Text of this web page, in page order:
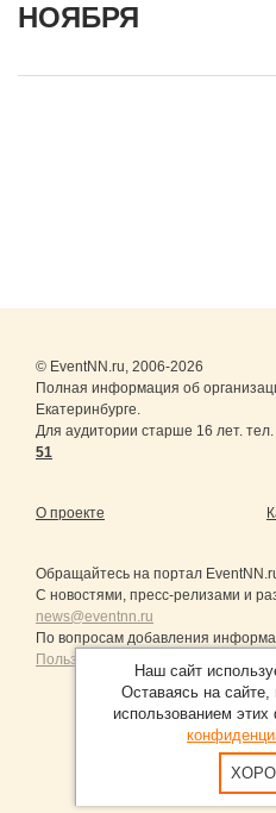
НОЯБРЯ
© EventNN.ru, 2006-2026
Полная информация об
Екатеринбурге.
Для аудитории старше 16 лет. тел.
51
О проекте
Обращайтесь на портал
С новостями, пресс-релизами и
news@eventnn.ru
По вопросам добавления
Пользовательское Соглашение и
Продвижение
Наш сайт
Оставаясь на
использованием